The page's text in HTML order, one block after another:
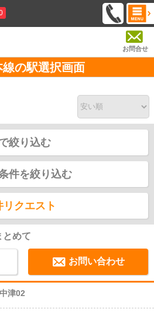
お問合せ
の駅選択画面
絞り込む
件を絞り込む
リクエスト
とめて
お問い合わせ
津02